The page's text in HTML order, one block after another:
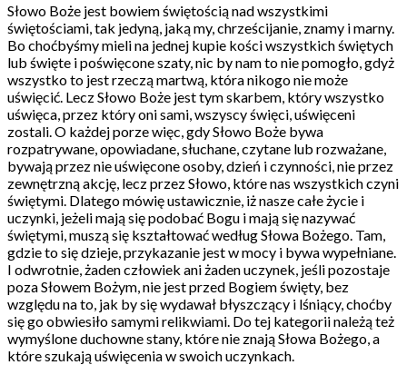
Słowo Boże jest bowiem świętością nad wszystkimi
świętościami, tak jedyną, jaką my, chrześcijanie, znamy i marny.
Bo choćbyśmy mieli na jednej kupie kości wszystkich świętych
lub święte i poświęcone szaty, nic by nam to nie pomogło, gdyż
wszystko to jest rzeczą martwą, która nikogo nie może
uświęcić. Lecz Słowo Boże jest tym skarbem, który wszystko
uświęca, przez który oni sami, wszyscy święci, uświęceni
zostali. O każdej porze więc, gdy Słowo Boże bywa
rozpatrywane, opowiadane, słuchane, czytane lub rozważane,
bywają przez nie uświęcone osoby, dzień i czynności, nie przez
zewnętrzną akcję, lecz przez Słowo, które nas wszystkich czyni
świętymi. Dlatego mówię ustawicznie, iż nasze całe życie i
uczynki, jeżeli mają się podobać Bogu i mają się nazywać
świętymi, muszą się kształtować według Słowa Bożego. Tam,
gdzie to się dzieje, przykazanie jest w mocy i bywa wypełniane.
I odwrotnie, żaden człowiek ani żaden uczynek, jeśli pozostaje
poza Słowem Bożym, nie jest przed Bogiem święty, bez
względu na to, jak by się wydawał błyszczący i lśniący, choćby
się go obwiesiło samymi relikwiami. Do tej kategorii należą też
wymyślone duchowne stany, które nie znają Słowa Bożego, a
które szukają uświęcenia w swoich uczynkach.